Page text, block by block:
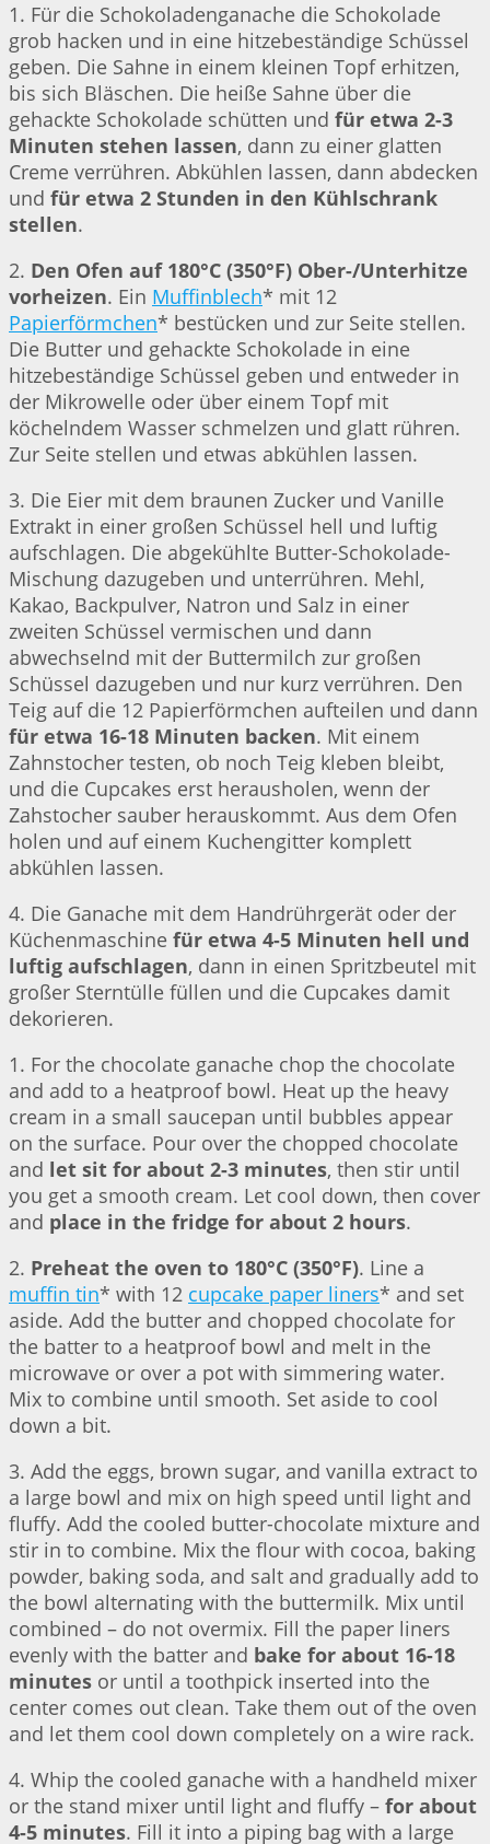
1. Für die Schokoladenganache die Schokolade
grob hacken und in eine hitzebeständige Schüssel
geben. Die Sahne in einem kleinen Topf erhitzen,
bis sich Bläschen. Die heiße Sahne über die
gehackte Schokolade schütten und für etwa 2-3
Minuten stehen lassen, dann zu einer glatten
Creme verrühren. Abkühlen lassen, dann abdecken
und für etwa 2 Stunden in den Kühlschrank
stellen.
2. Den Ofen auf 180°C (350°F) Ober-/Unterhitze
vorheizen. Ein Muffinblech* mit 12
Papierförmchen* bestücken und zur Seite stellen.
Die Butter und gehackte Schokolade in eine
hitzebeständige Schüssel geben und entweder in
der Mikrowelle oder über einem Topf mit
köchelndem Wasser schmelzen und glatt rühren.
Zur Seite stellen und etwas abkühlen lassen.
3. Die Eier mit dem braunen Zucker und Vanille
Extrakt in einer großen Schüssel hell und luftig
aufschlagen. Die abgekühlte Butter-Schokolade-
Mischung dazugeben und unterrühren. Mehl,
Kakao, Backpulver, Natron und Salz in einer
zweiten Schüssel vermischen und dann
abwechselnd mit der Buttermilch zur großen
Schüssel dazugeben und nur kurz verrühren. Den
Teig auf die 12 Papierförmchen aufteilen und dann
für etwa 16-18 Minuten backen. Mit einem
Zahnstocher testen, ob noch Teig kleben bleibt,
und die Cupcakes erst herausholen, wenn der
Zahstocher sauber herauskommt. Aus dem Ofen
holen und auf einem Kuchengitter komplett
abkühlen lassen.
4. Die Ganache mit dem Handrührgerät oder der
Küchenmaschine für etwa 4-5 Minuten hell und
luftig aufschlagen, dann in einen Spritzbeutel mit
großer Sterntülle füllen und die Cupcakes damit
dekorieren.
1. For the chocolate ganache chop the chocolate
and add to a heatproof bowl. Heat up the heavy
cream in a small saucepan until bubbles appear
on the surface. Pour over the chopped chocolate
and let sit for about 2-3 minutes, then stir until
you get a smooth cream. Let cool down, then cover
and place in the fridge for about 2 hours.
2. Preheat the oven to 180°C (350°F). Line a
muffin tin* with 12 cupcake paper liners* and set
aside. Add the butter and chopped chocolate for
the batter to a heatproof bowl and melt in the
microwave or over a pot with simmering water.
Mix to combine until smooth. Set aside to cool
down a bit.
3. Add the eggs, brown sugar, and vanilla extract to
a large bowl and mix on high speed until light and
fluffy. Add the cooled butter-chocolate mixture and
stir in to combine. Mix the flour with cocoa, baking
powder, baking soda, and salt and gradually add to
the bowl alternating with the buttermilk. Mix until
combined – do not overmix. Fill the paper liners
evenly with the batter and bake for about 16-18
minutes or until a toothpick inserted into the
center comes out clean. Take them out of the oven
and let them cool down completely on a wire rack.
4. Whip the cooled ganache with a handheld mixer
or the stand mixer until light and fluffy – for about
4-5 minutes. Fill it into a piping bag with a large